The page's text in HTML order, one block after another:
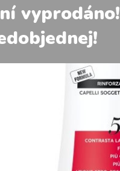
vyprodáno!